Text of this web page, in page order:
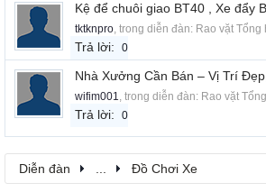
Kệ để chuôi giao BT40 , Xe đẩy
tktknpro, trong diễn đàn: Rao vặt Tổng
Trả lời: 0
Nhà Xưởng Cần Bán – Vị Trí
wifim001, trong diễn đàn: Rao vặt
Trả lời: 0
Diễn đàn ... Đồ Chơi Xe